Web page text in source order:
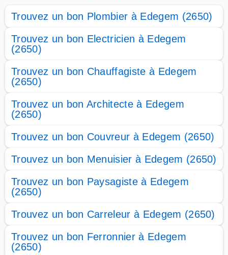
Trouvez un bon Plombier à Edegem (2650)
Trouvez un bon Electricien à Edegem
(2650)
Trouvez un bon Chauffagiste à Edegem
(2650)
Trouvez un bon Architecte à Edegem
(2650)
Trouvez un bon Couvreur à Edegem (2650)
Trouvez un bon Menuisier à Edegem (2650)
Trouvez un bon Paysagiste à Edegem
(2650)
Trouvez un bon Carreleur à Edegem (2650)
Trouvez un bon Ferronnier à Edegem
(2650)